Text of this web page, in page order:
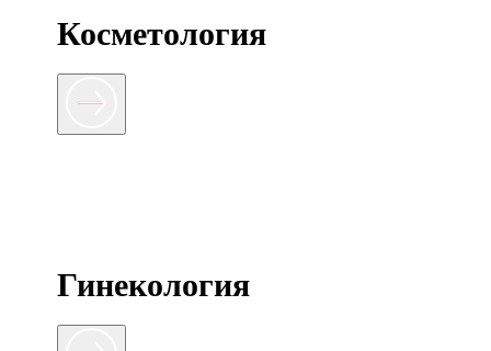
Косметология
Гинекология